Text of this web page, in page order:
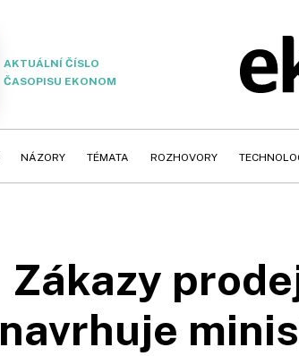
AKTUÁLNÍ ČÍSLO
ČASOPISU EKONOM
NÁZORY TÉMATA ROZHOVORY
Zákazy
navrhuje